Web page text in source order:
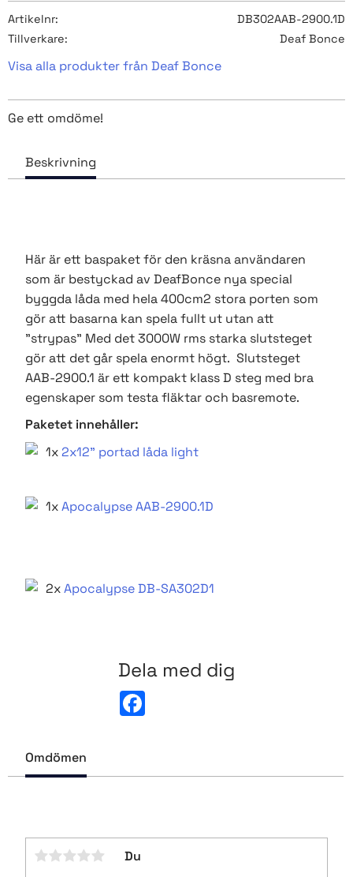
Artikelnr
DB302AAB-2900.1D
Tillverkare
Deaf Bonce
Visa alla produkter från Deaf Bonce
Ge ett omdöme!
Här är ett baspaket för den kräsna användaren
som är bestyckad av DeafBonce nya special
byggda låda med hela 400cm2 stora porten som
gör att basarna kan spela fullt ut utan att
"strypas" Med det 3000W rms starka slutsteget
gör att det går spela enormt högt. Slutsteget
AAB-2900.1 är ett kompakt klass D steg med bra
egenskaper som testa fläktar och basremote.
Paketet innehåller:
1x2x12" portad låda light
1xApocalypse AAB-2900.1D
2xApocalypse DB-SA302D1
Dela med dig
o
Omdömen
Du